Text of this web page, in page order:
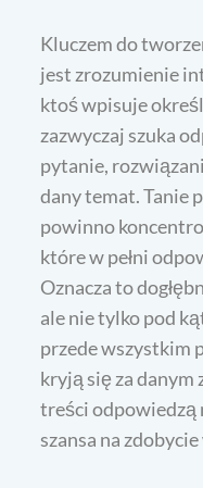
Kluczem do
jest zrozumienie
ktoś wpisuje
zazwyczaj szuka
pytanie,
dany temat. Tanie
powinno
które w pełni
Oznacza to
ale nie tylko pod
przede wszystkim
kryją się za
treści odpowiedzą
szansa na